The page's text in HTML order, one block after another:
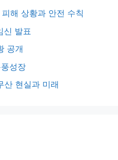
해 상황과 안전 수칙
신 발표
공개
성장
산 현실과 미래